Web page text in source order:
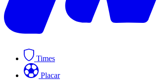
Times
Placar